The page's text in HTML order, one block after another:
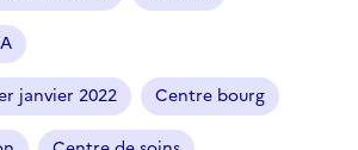
janvier 2022 Centre bourg